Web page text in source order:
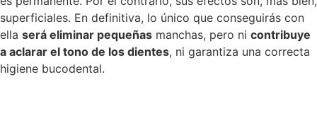
superficiales. En definitiva, lo único que conseguirás con
ella será eliminar pequeñas manchas, pero ni contribuye
a aclarar el tono de los dientes, ni garantiza una correcta
higiene bucodental.